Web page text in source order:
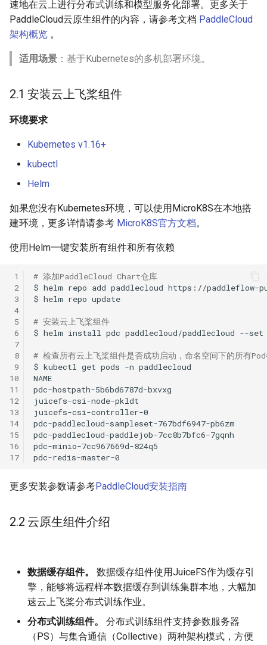
速地在云上进行分布式训练和模型服务化部署。更多关于
PaddleCloud云原生组件的内容，请参考文档 PaddleCloud
架构概览 。
适用场景 ：基于Kubernetes的多机部署环境。
2.1 安装云上飞桨组件
环境要求
Kubernetes v1.16+
kubectl
Helm
如果您没有Kubernetes环境，可以使用MicroK8S在本地搭
建环境，更多详情请参考 MicroK8S官方文档。
使用Helm一键安装所有组件和所有依赖
1
2
3
4
5
6
7
8
9
10
11
12
13
14
15
16
17
# 添加PaddleCloud Chart仓库
$ helm repo add paddlecloud
$ helm repo
# 安装云上飞桨组件
$ helm install pdc paddlecloud/paddlecloud --set
# 检查所有云上飞桨组件是否成功启动，命名空间下的所有
$ kubectl get pods -n
NAME
pdc-hostpath-5b6bd6787d-bxvxg
juicefs-csi-node-pkldt
juicefs-csi-controller-0
pdc-paddlecloud-sampleset-767bdf6947-pb6zm
pdc-paddlecloud-paddlejob-7cc8b7bfc6-7gqnh
pdc-minio-7cc967669d-824q5
pdc-redis-master-0
更多安装参数请参考PaddleCloud安装指南
2.2 云原生组件介绍
数据缓存组件。
数据缓存组件使用JuiceFS作为缓存引
擎，能够将远程样本数据缓存到训练集群本地，大幅加
速云上飞桨分布式训练作业。
分布式训练组件。
分布式训练组件支持参数服务器
（PS）与集合通信（Collective）两种架构模式，方便